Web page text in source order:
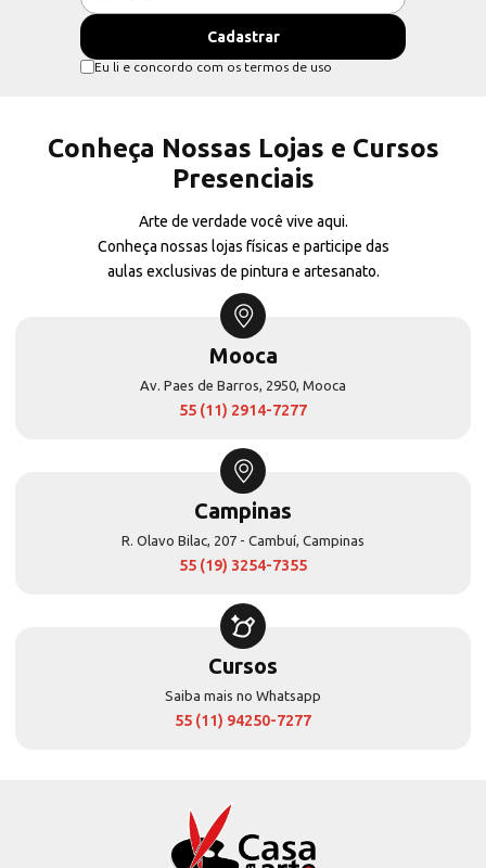
Eu li e concordo com os termos de uso
Conheça Nossas Lojas e Cursos
Presenciais
Arte de verdade você vive aqui.
Conheça nossas lojas físicas e participe das
aulas exclusivas de pintura e artesanato.
Mooca
Av. Paes de Barros, 2950, Mooca
55 (11) 2914-7277
Campinas
R. Olavo Bilac, 207 - Cambuí, Campinas
55 (19) 3254-7355
Cursos
Saiba mais no Whatsapp
55 (11) 94250-7277